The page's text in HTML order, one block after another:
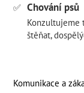
✅ Chování psů
Konzultujeme
štěňat,
Komunikace a